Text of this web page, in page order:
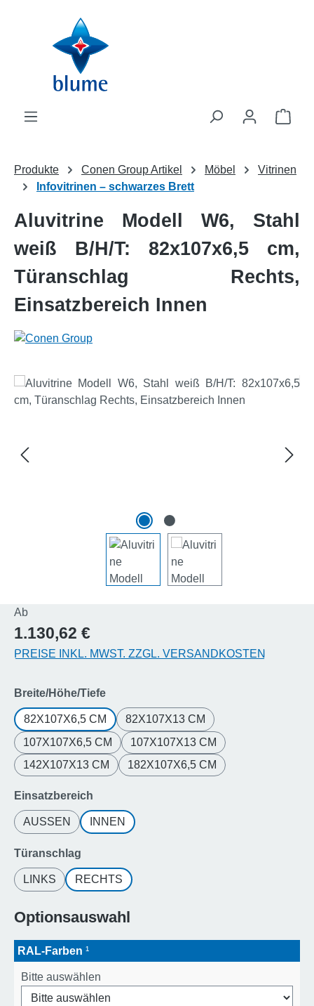
Zum Hauptinhalt springen
Produkte Conen Group Artikel Möbel
Vitrinen
Infovitrinen – schwarzes Brett
Aluvitrine Modell W6, Stahl
weiß B/H/T: 82x107x6,5 cm,
Türanschlag Rechts,
Einsatzbereich Innen
Bildergalerie überspringen
AbRegulärer Preis:
1.130,62 €
PREISE INKL. MWST. ZZGL. VERSANDKOSTEN
Breite/Höhe/Tiefeauswählen
82X107X6,5 CM
82X107X13 CM
107X107X6,5 CM
107X107X13 CM
142X107X13 CM
182X107X6,5 CM
Einsatzbereich
AUSSEN INNEN
Türanschlag
LINKS RECHTS
Optionsauswahl
RAL-Farben ¹
Bitte auswählen